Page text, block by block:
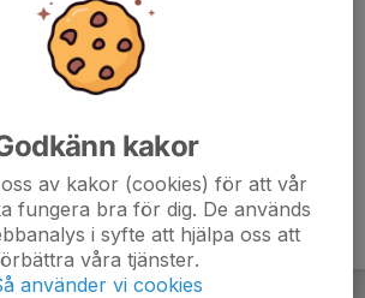
kakor
av kakor (cookies) för att vår
fungera bra för dig. De används
i syfte att hjälpa oss att
våra tjänster.
använder vi cookies